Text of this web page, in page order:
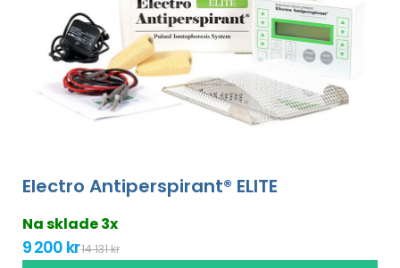
Electro Antiperspirant® ELITE
Na sklade 3x
9 200 kr14 131 kr